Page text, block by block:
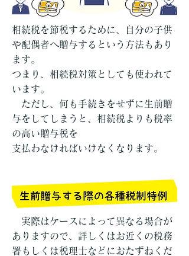
相続税を節税するために、自分の子供
や配偶者へ贈与するという方法もあり
ます。
つまり、相続税対策としても使われて
います。
ただし、何も手続きをせずに生前贈
与をしてしまうと、相続税よりも税率
の高い贈与税を
支払わなければいけなくなります。
実際はケースによって異なる場合が
ありますので、詳しくはお近くの税務
署もしくは税理士などにおたずねくだ